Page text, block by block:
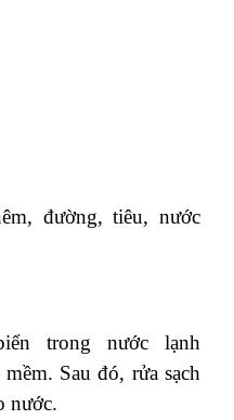
đường, tiêu, nước
trong nước lạnh
Sau đó, rửa sạch
nước.